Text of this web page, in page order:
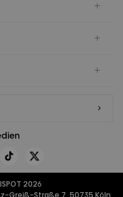
2026
Greiß-Straße 7, 50735 Köln